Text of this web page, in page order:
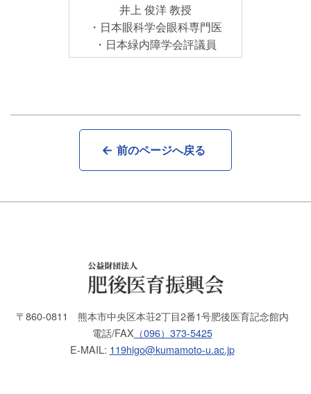
井上 俊洋 教授
・日本眼科学会眼科専門医
・日本緑内障学会評議員
前のページへ戻る
〒860-0811 熊本市中央区本荘2丁目2番1号肥後医育記念館内
電話/FAX （096）373-5425
E-MAIL: 119higo@kumamoto-u.ac.jp